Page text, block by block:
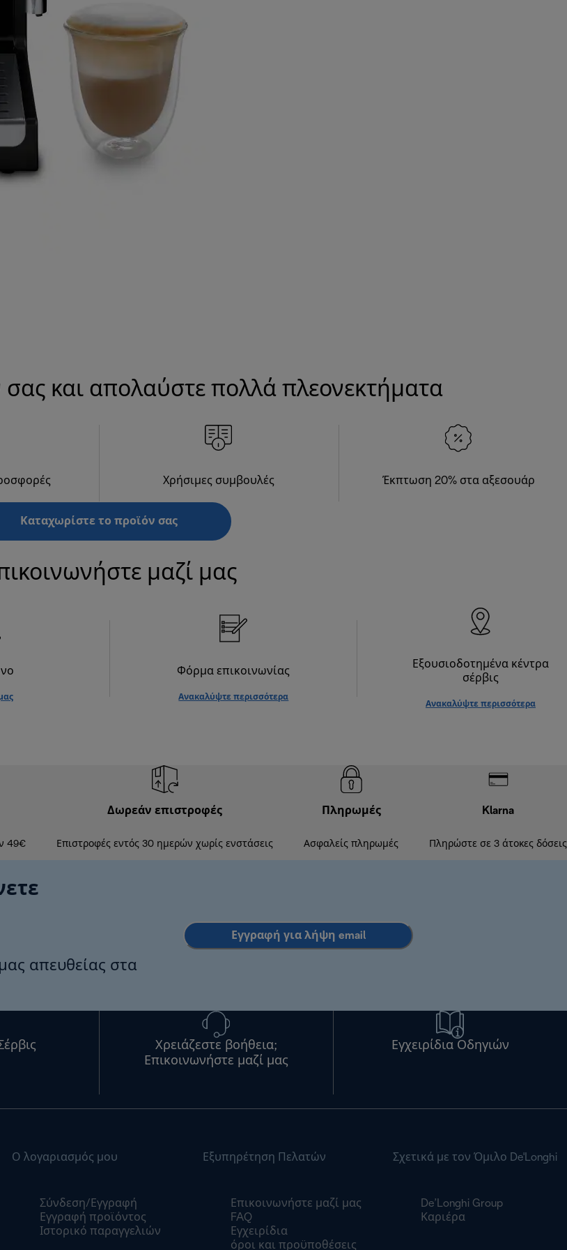
σας και απολαύστε πολλά πλεονεκτήματα
Χρήσιμες συμβουλές Έκπτωση 20% στα αξεσουάρ
Καταχωρίστε το προϊόν σας
μαζί μας
Φόρμα επικοινωνίας
Ανακαλύψτε περισσότερα
Εξουσιοδοτημένα κέντρα
σέρβις
Ανακαλύψτε περισσότερα
49€
Δωρεάν επιστροφές
Επιστροφές εντός 30 ημερών χωρίς ενστάσεις
Πληρωμές
Ασφαλείς πληρωμές
Klarna
Πληρώστε σε 3 άτοκες δόσεις
απευθείας στα
Εγγραφή για λήψη email
Χρειάζεστε βοήθεια;
Επικοινωνήστε μαζί μας
Εγχειρίδια Οδηγιών
Ο λογαριασμός μου
Σύνδεση/Εγγραφή
Εγγραφή προϊόντος
Ιστορικό παραγγελιών
Εξυπηρέτηση Πελατών
Επικοινωνήστε μαζί μας
FAQ
Εγχειρίδια
όροι και προϋποθέσεις
Σχετικά με τον Όμιλο De'Longhi
De’Longhi Group
Καριέρα